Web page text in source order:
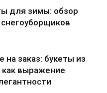
для зимы: обзор
на заказ: букеты из
как выражение